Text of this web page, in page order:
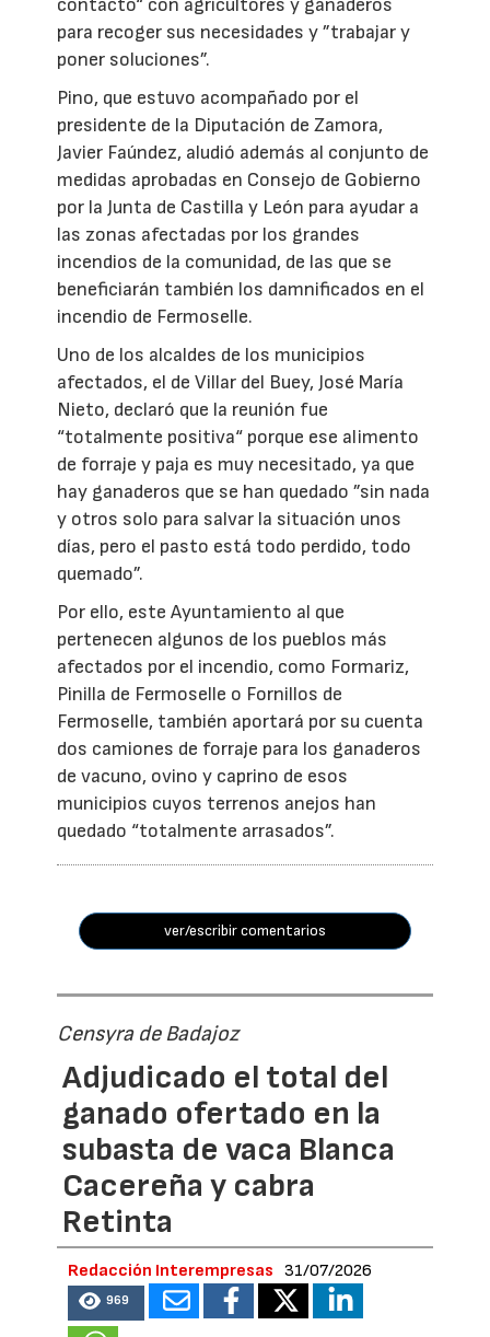
contacto“ con agricultores y ganaderos
para recoger sus necesidades y ”trabajar y
poner soluciones”.
Pino, que estuvo acompañado por el
presidente de la Diputación de Zamora,
Javier Faúndez, aludió además al conjunto de
medidas aprobadas en Consejo de Gobierno
por la Junta de Castilla y León para ayudar a
las zonas afectadas por los grandes
incendios de la comunidad, de las que se
beneficiarán también los damnificados en el
incendio de Fermoselle.
Uno de los alcaldes de los municipios
afectados, el de Villar del Buey, José María
Nieto, declaró que la reunión fue
“totalmente positiva“ porque ese alimento
de forraje y paja es muy necesitado, ya que
hay ganaderos que se han quedado ”sin nada
y otros solo para salvar la situación unos
días, pero el pasto está todo perdido, todo
quemado”.
Por ello, este Ayuntamiento al que
pertenecen algunos de los pueblos más
afectados por el incendio, como Formariz,
Pinilla de Fermoselle o Fornillos de
Fermoselle, también aportará por su cuenta
dos camiones de forraje para los ganaderos
de vacuno, ovino y caprino de esos
municipios cuyos terrenos anejos han
quedado “totalmente arrasados”.
ver/escribir comentarios
Censyra de Badajoz
Adjudicado el total del
ganado ofertado en la
subasta de vaca Blanca
Cacereña y cabra
Retinta
Redacción Interempresas 31/07/2026
969